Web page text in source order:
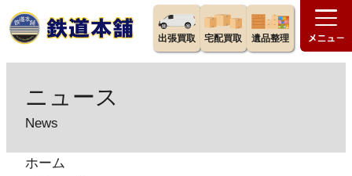
出張買取 宅配買取 遺品整理
ニュース
News
ホーム